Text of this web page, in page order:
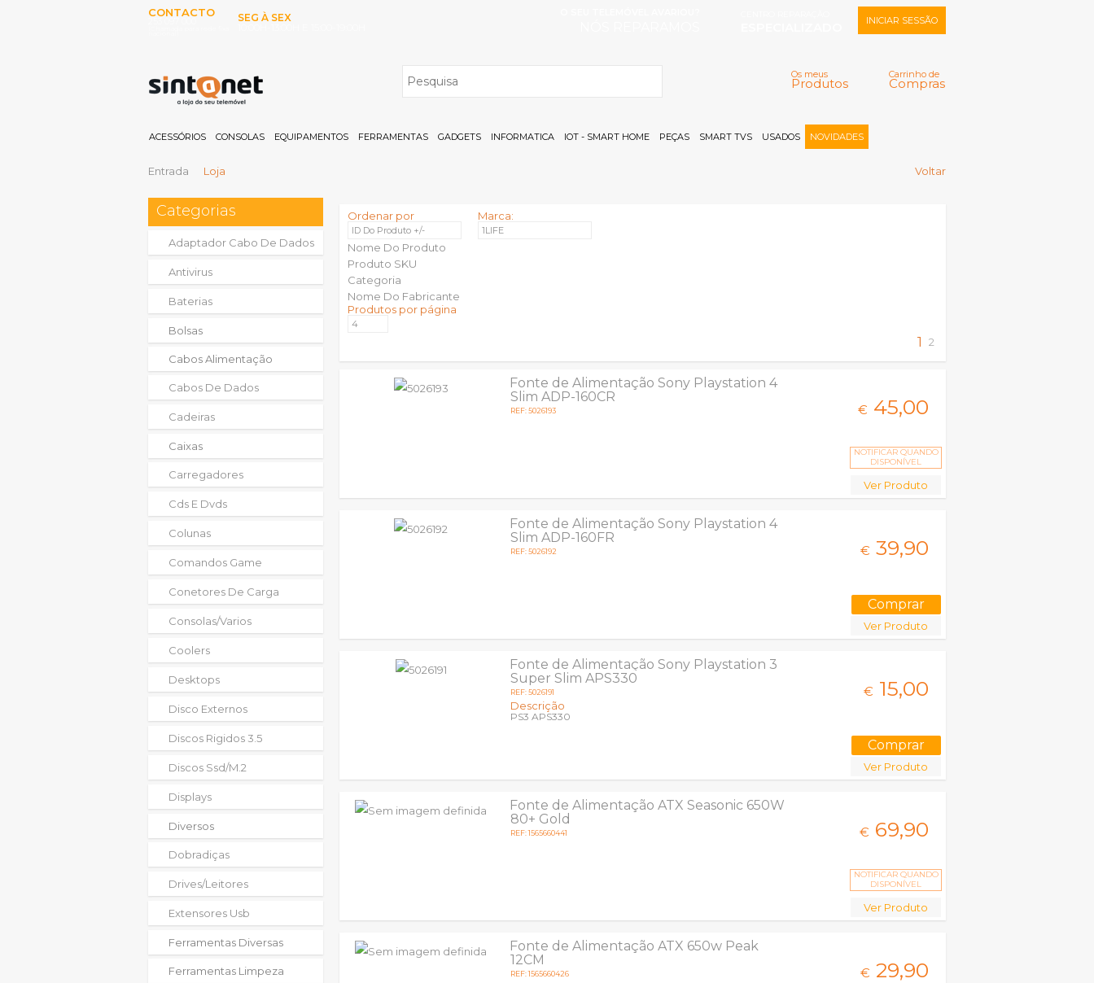
CONTACTO
SEG À SEX
Carrinho de
Compras
Os meus
Produtos
INICIAR SESSÃO
Memorizar
Registar |
ACESSÓRIOS CONSOLAS EQUIPAMENTOS FERRAMENTAS GADGETS INFORMATICA IOT - SMART HOME PEÇAS SMART TVS USADOS NOVIDADES
Entrada Loja Voltar
Categorias
Adaptador Cabo De Dados
Antivirus
Baterias
Bolsas
Cabos Alimentação
Cabos De Dados
Cadeiras
Caixas
Carregadores
Cds E Dvds
Colunas
Comandos Game
Conetores De Carga
Consolas/varios
Coolers
Desktops
Disco Externos
Discos Rigidos 3.5
Discos Ssd/m.2
Displays
Diversos
Dobradiças
Drives/leitores
Extensores Usb
Ferramentas Diversas
Ferramentas Limpeza
Ordenar por
ID Do Produto +/-
Nome Do Produto
Produto SKU
Categoria
Nome Do Fabricante
Marca:
1LIFE
Produtos por página
1 2
Fonte de Alimentação Sony Playstation 4
Slim ADP-160CR
REF: 5026193 € 45,00
NOTIFICAR QUANDO
DISPONÍVEL
Ver Produto
Fonte de Alimentação Sony Playstation 4
Slim ADP-160FR
REF: 5026192 € 39,90
Ver Produto
Fonte de Alimentação Sony Playstation 3
Super Slim APS330
REF: 5026191
Descrição
PS3 APS330
€ 15,00
Ver Produto
Fonte de Alimentação ATX Seasonic 650W
80+ Gold
REF: 1565660441 € 69,90
NOTIFICAR QUANDO
DISPONÍVEL
Ver Produto
Fonte de Alimentação ATX 650w Peak
12CM
REF: 1565660426 € 29,90